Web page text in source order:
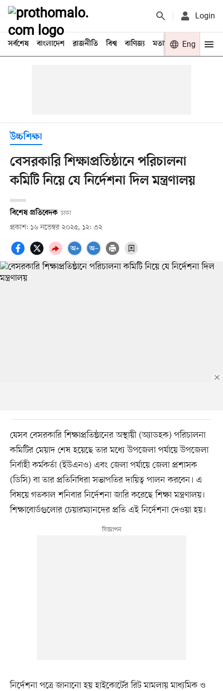
Login
সর্বশেষ বাংলাদেশ রাজনীতি বিশ্ব বাণিজ্য মতামত খেলা
Eng
উচ্চশিক্ষা
বেসরকারি শিক্ষাপ্রতিষ্ঠানে পরিচালনা
কমিটি নিয়ে যে নির্দেশনা দিল মন্ত্রণালয়
বিশেষ প্রতিবেদক ঢাকা
প্রকাশ: ১৬ নভেম্বর ২০২৫, ১২: ৩২
যেসব বেসরকারি শিক্ষাপ্রতিষ্ঠানের অস্থায়ী (অ্যাডহক) পরিচালনা
কমিটির মেয়াদ শেষ হয়েছে তার মধ্যে উপজেলা পর্যায়ে উপজেলা
নির্বাহী কর্মকর্তা (ইউএনও) এবং জেলা পর্যায়ে জেলা প্রশাসক
(ডিসি) বা তার প্রতিনিধিরা সভাপতির দায়িত্ব পালন করবেন। এ
বিষয়ে গতকাল শনিবার নির্দেশনা জারি করেছে শিক্ষা মন্ত্রণালয়।
শিক্ষাবোর্ডগুলোর চেয়ারম্যানদের প্রতি এই নির্দেশনা দেওয়া হয়।
নির্দেশনা পত্রে জানানো হয় হাইকোর্টের রিট মামলায় মাধ্যমিক ও